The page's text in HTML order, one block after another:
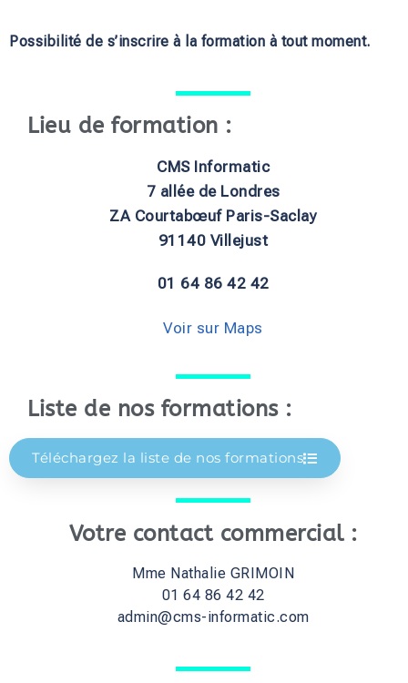
Possibilité de s’inscrire à la formation à tout moment.
Lieu de formation :
CMS Informatic
7 allée de Londres
ZA Courtabœuf Paris-Saclay
91140 Villejust
01 64 86 42 42
Voir sur Maps
Liste de nos formations :
Téléchargez la liste de nos formations
Votre contact commercial :
Mme Nathalie GRIMOIN
01 64 86 42 42
admin@cms-informatic.com